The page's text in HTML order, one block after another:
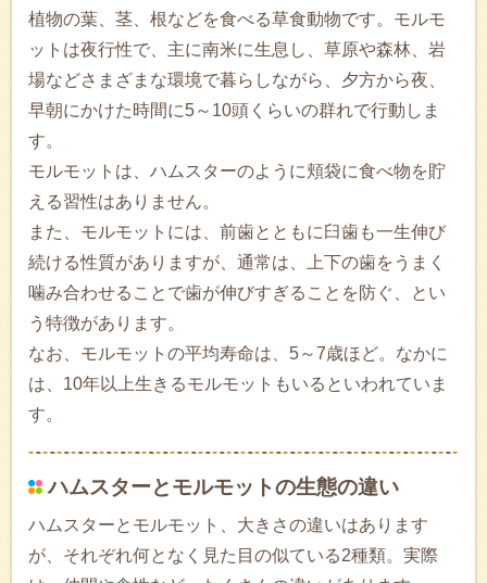
植物の葉、茎、根などを食べる草食動物です。モルモ
ットは夜行性で、主に南米に生息し、草原や森林、岩
場などさまざまな環境で暮らしながら、夕方から夜、
早朝にかけた時間に5～10頭くらいの群れで行動しま
す。
モルモットは、ハムスターのように頬袋に食べ物を貯
える習性はありません。
また、モルモットには、前歯とともに臼歯も一生伸び
続ける性質がありますが、通常は、上下の歯をうまく
噛み合わせることで歯が伸びすぎることを防ぐ、とい
う特徴があります。
なお、モルモットの平均寿命は、5～7歳ほど。なかに
は、10年以上生きるモルモットもいるといわれていま
す。
ハムスターとモルモットの生態の違い
ハムスターとモルモット、大きさの違いはあります
が、それぞれ何となく見た目の似ている2種類。実際